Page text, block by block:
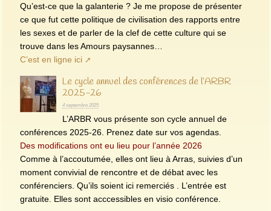
Qu’est-ce que la galanterie ? Je me propose de présenter
ce que fut cette politique de civilisation des rapports entre
les sexes et de parler de la clef de cette culture qui se
trouve dans les Amours paysannes…
C’est en ligne ici
Le cycle annuel des conférences de l’ARBR
2025-26
4 septembre 2025
L’ARBR vous présente son cycle annuel de
conférences 2025-26. Prenez date sur vos agendas.
Des modifications ont eu lieu pour l’année 2026
Comme à l’accoutumée, elles ont lieu à Arras, suivies d’un
moment convivial de rencontre et de débat avec les
conférenciers. Qu’ils soient ici remerciés . L’entrée est
gratuite. Elles sont acccessibles en visio conférence.